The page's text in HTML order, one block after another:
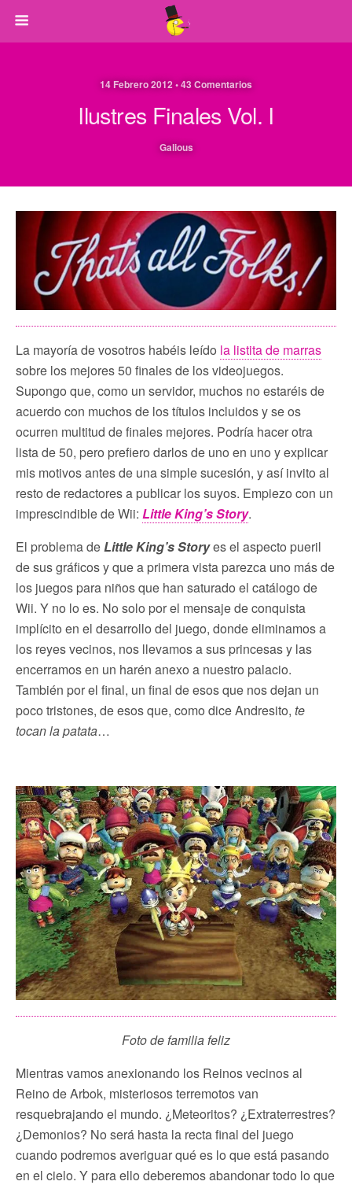
14 Febrero 2012 • 43 Comentarios
Ilustres Finales Vol. I
Galious
La mayoría de vosotros habéis leído la listita de marras
sobre los mejores 50 finales de los videojuegos.
Supongo que, como un servidor, muchos no estaréis de
acuerdo con muchos de los títulos incluidos y se os
ocurren multitud de finales mejores. Podría hacer otra
lista de 50, pero prefiero darlos de uno en uno y explicar
mis motivos antes de una simple sucesión, y así invito al
resto de redactores a publicar los suyos. Empiezo con un
imprescindible de Wii: Little King’s Story.
El problema de Little King’s Storyes el aspecto pueril
de sus gráficos y que a primera vista parezca uno más de
los juegos para niños que han saturado el catálogo de
Wii. Y no lo es. No solo por el mensaje de conquista
implícito en el desarrollo del juego, donde eliminamos a
los reyes vecinos, nos llevamos a sus princesas y las
encerramos en un harén anexo a nuestro palacio.
También por el final, un final de esos que nos dejan un
poco tristones, de esos que, como dice Andresito, te
tocan la patata…
Foto de familia feliz
Mientras vamos anexionando los Reinos vecinos al
Reino de Arbok, misteriosos terremotos van
resquebrajando el mundo. ¿Meteoritos? ¿Extraterrestres?
¿Demonios? No será hasta la recta final del juego
cuando podremos averiguar qué es lo que está pasando
en el cielo. Y para ello deberemos abandonar todo lo que